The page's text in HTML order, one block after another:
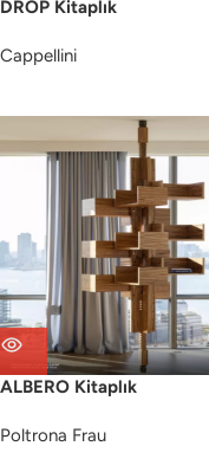
DROP Kitaplık
Cappellini
ALBERO Kitaplık
Poltrona Frau